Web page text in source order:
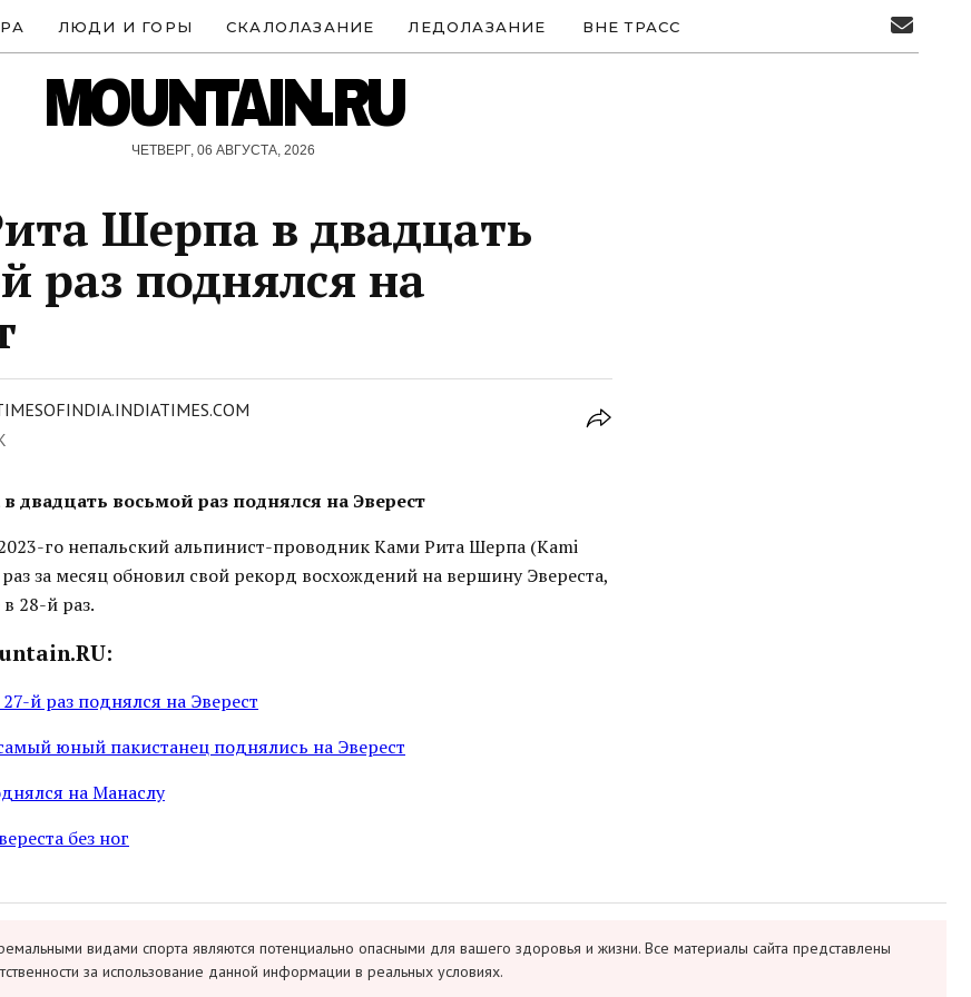
ЛЮДИ И ГОРЫ СКАЛОЛАЗАНИЕ ЛЕДОЛАЗАНИЕ ВНЕ ТРАСС
MOUNTAIN.RU
ЧЕТВЕРГ, 06 АВГУСТА, 2026
Шерпа в двадцать
раз поднялся на
двадцать восьмой раз поднялся на Эверест
го непальский альпинист-проводник Ками Рита Шерпа (Kami
за месяц обновил свой рекорд восхождений на вершину Эвереста,
28-й раз.
й раз поднялся на Эверест
юный пакистанец поднялись на Эверест
на Манаслу
без ног
видами спорта являются потенциально опасными для вашего здоровья и жизни. Все материалы сайта представлены
за использование данной информации в реальных условиях.